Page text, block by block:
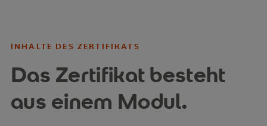
INHALTE DES ZERTIFIKATS
Das Zertifikat besteht
aus einem Modul.